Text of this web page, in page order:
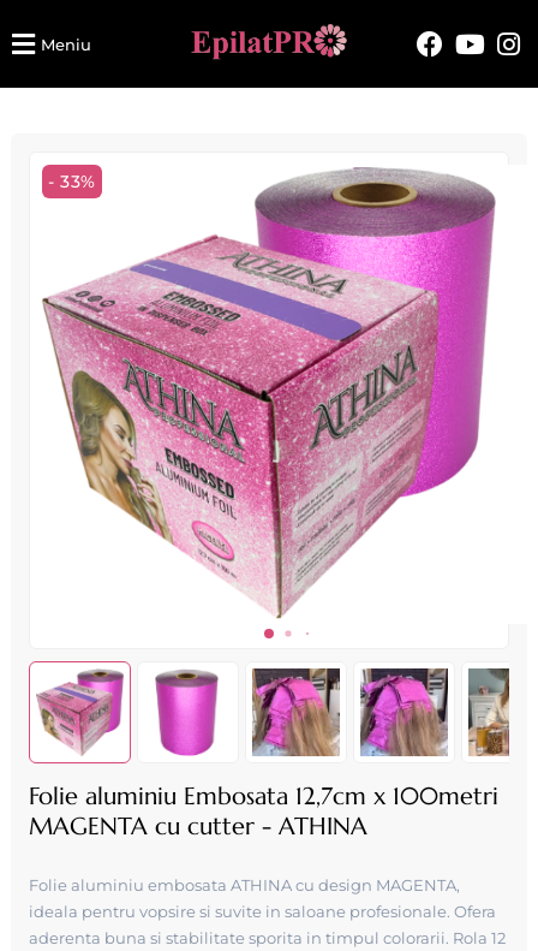
Meniu
- 33%
Folie aluminiu Embosata 12,7cm x 100metri
MAGENTA cu cutter - ATHINA
Folie aluminiu embosata ATHINA cu design MAGENTA,
ideala pentru vopsire si suvite in saloane profesionale. Ofera
aderenta buna si stabilitate sporita in timpul colorarii. Rola 12